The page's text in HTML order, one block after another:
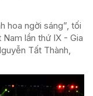
hoa ngời sáng”, tối
lần thứ IX - Gia
Tất Thành,